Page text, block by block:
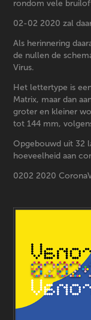
rondom vele
02-02 2020 zal
Als herinnering
de nullen de
Virus.
Het lettertype is
Matrix, maar dan
groter en kleiner
tot 144 mm,
Opgebouwd uit 32
hoeveelheid aan
0202 2020